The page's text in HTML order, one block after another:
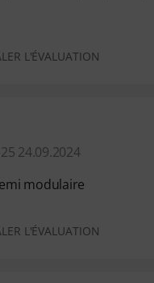
L'ÉVALUATION
24.09.2024
modulaire
L'ÉVALUATION